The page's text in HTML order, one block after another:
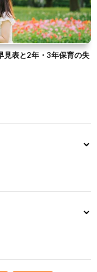
見表と2年・3年保育の失